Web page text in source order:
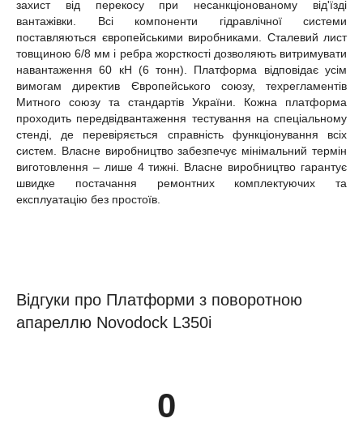
захист від перекосу при несанкціонованому від'їзді
вантажівки. Всі компоненти гідравлічної системи
поставляються європейськими виробниками. Сталевий лист
товщиною 6/8 мм і ребра жорсткості дозволяють витримувати
навантаження 60 кН (6 тонн). Платформа відповідає усім
вимогам директив Європейського союзу, техрегламентів
Митного союзу та стандартів України. Кожна платформа
проходить передвідвантаження тестування на спеціальному
стенді, де перевіряється справність функціонування всіх
систем. Власне виробництво забезпечує мінімальний термін
виготовлення – лише 4 тижні. Власне виробництво гарантує
швидке постачання ремонтних комплектуючих та
експлуатацію без простоїв.
Відгуки про Платформи з поворотною
апареллю Novodock L350i
0